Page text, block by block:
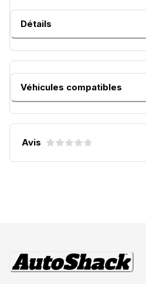
Détails
Véhicules compatibles
Avis